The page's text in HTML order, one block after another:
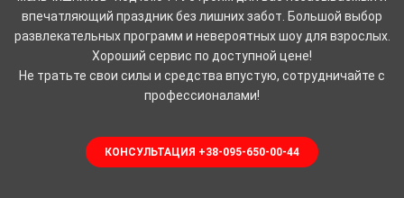
впечатляющий праздник без лишних забот. Большой выбор
развлекательных программ и невероятных шоу для взрослых.
Хороший сервис по доступной цене!
Не тратьте свои силы и средства впустую, сотрудничайте с
профессионалами!
КОНСУЛЬТАЦИЯ +38-095-650-00-44